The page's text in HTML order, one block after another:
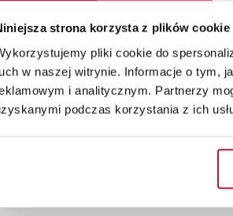
strona korzysta z plików cookie
pliki cookie do
w naszej witrynie. Informacje o tym,
i analitycznym. Partnerzy
podczas korzystania z ich
z ościeżnicą:
do 1210 mm co 10 mm
do 2480 mm co 10 mm
dla drzwi w standardowym